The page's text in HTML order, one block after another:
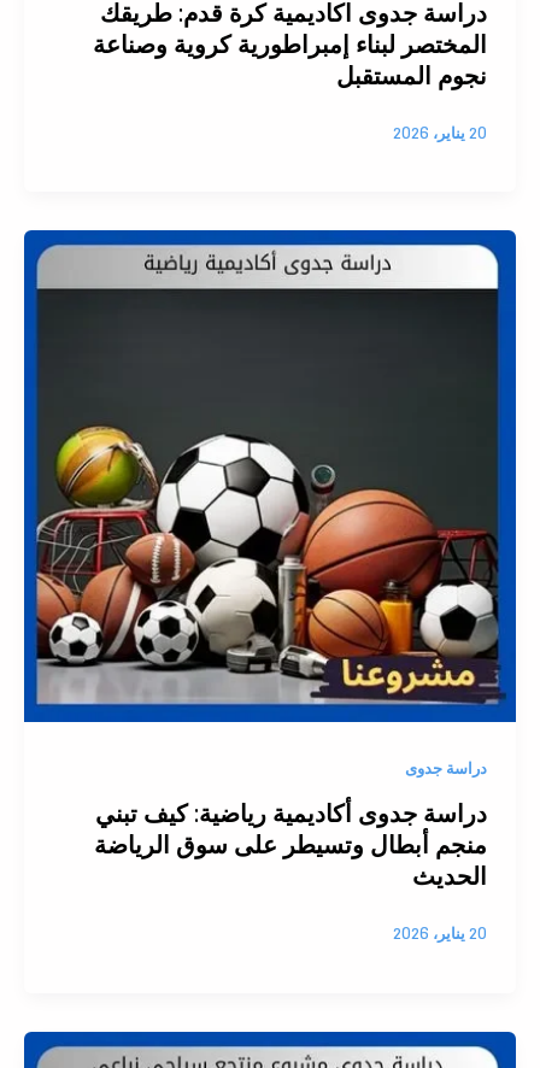
دراسة جدوى اكاديمية كرة قدم: طريقك
المختصر لبناء إمبراطورية كروية وصناعة
نجوم المستقبل
20 يناير، 2026
دراسة جدوى
دراسة جدوى أكاديمية رياضية: كيف تبني
منجم أبطال وتسيطر على سوق الرياضة
الحديث
20 يناير، 2026